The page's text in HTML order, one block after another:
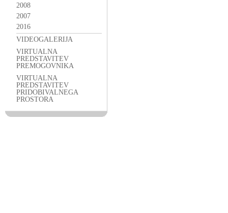
2008
2007
2016
VIDEOGALERIJA
VIRTUALNA
PREDSTAVITEV
PREMOGOVNIKA
VIRTUALNA
PREDSTAVITEV
PRIDOBIVALNEGA
PROSTORA